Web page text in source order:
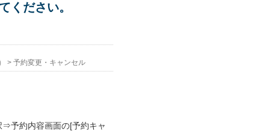
ください。
> 予約変更・キャンセル
予約内容画面の[予約キャ